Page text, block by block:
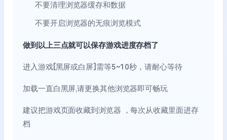
不要清理浏览器缓存和数据
不要开启浏览器的无痕浏览模式
做到以上三点就可以保存游戏进度存档了
进入游戏[黑屏或白屏]需等5~10秒，请耐心等待
加载一直白黑屏,请更换其他浏览器即可畅玩
建议把游戏页面收藏到浏览器 ，每次从收藏里面进存
档